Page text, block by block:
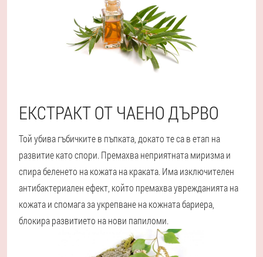
ЕКСТРАКТ ОТ ЧАЕНО ДЪРВО
Той убива гъбичките в пъпката, докато те са в етап на
развитие като спори. Премахва неприятната миризма и
спира беленето на кожата на краката. Има изключителен
антибактериален ефект, който премахва уврежданията на
кожата и спомага за укрепване на кожната бариера,
блокира развитието на нови папиломи.